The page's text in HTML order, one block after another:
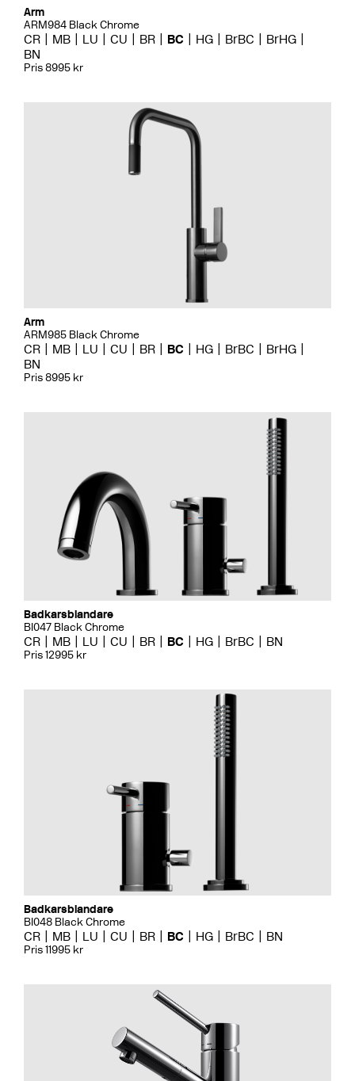
Arm
ARM984 Black Chrome
CR MB LU CU BR BC HG BrBC
BrHG
BN
Pris 8995 kr
Arm
ARM985 Black Chrome
CR MB LU CU BR BC HG BrBC
BrHG
BN
Pris 8995 kr
Badkarsblandare
BI047 Black Chrome
CR MB LU CU BR BC HG BrBC BN
Pris 12995 kr
Badkarsblandare
BI048 Black Chrome
CR MB LU CU BR BC HG BrBC BN
Pris 11995 kr